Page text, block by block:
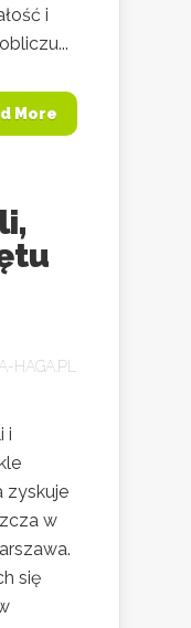
i
More
HAGA.PL
i
zyskuje
w
się